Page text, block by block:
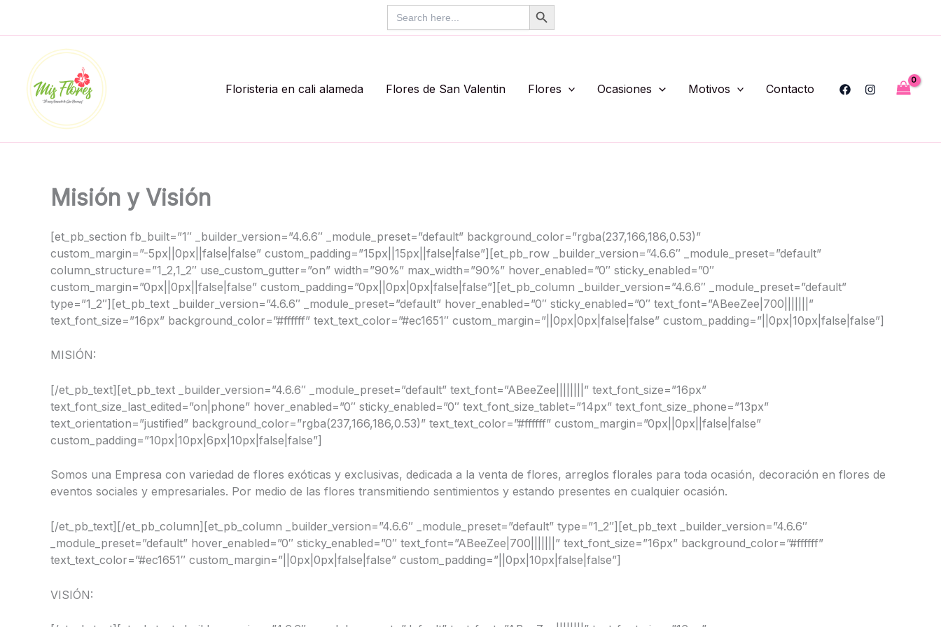
Search
for:
Search Button
Floristeria en cali alameda Flores de San Valentin Flores Ocasiones Motivos Contacto
Misión y Visión
[et_pb_section fb_built=”1″ _builder_version=”4.6.6″ _module_preset=”default” background_color=”rgba(237,166,186,0.53)”
custom_margin=”-5px||0px||false|false” custom_padding=”15px||15px||false|false”][et_pb_row _builder_version=”4.6.6″ _module_preset=”default”
column_structure=”1_2,1_2″ use_custom_gutter=”on” width=”90%” max_width=”90%” hover_enabled=”0″ sticky_enabled=”0″
custom_margin=”0px||0px||false|false” custom_padding=”0px||0px|0px|false|false”][et_pb_column _builder_version=”4.6.6″ _module_preset=”default”
type=”1_2″][et_pb_text _builder_version=”4.6.6″ _module_preset=”default” hover_enabled=”0″ sticky_enabled=”0″ text_font=”ABeeZee|700|||||||”
text_font_size=”16px” background_color=”#ffffff” text_text_color=”#ec1651″ custom_margin=”||0px|0px|false|false” custom_padding=”||0px|10px|false|false”]
MISIÓN:
[/et_pb_text][et_pb_text _builder_version=”4.6.6″ _module_preset=”default” text_font=”ABeeZee||||||||” text_font_size=”16px”
text_font_size_last_edited=”on|phone” hover_enabled=”0″ sticky_enabled=”0″ text_font_size_tablet=”14px” text_font_size_phone=”13px”
text_orientation=”justified” background_color=”rgba(237,166,186,0.53)” text_text_color=”#ffffff” custom_margin=”0px||0px||false|false”
custom_padding=”10px|10px|6px|10px|false|false”]
Somos una Empresa con variedad de flores exóticas y exclusivas, dedicada a la venta de flores, arreglos florales para toda ocasión, decoración en flores de
eventos sociales y empresariales. Por medio de las flores transmitiendo sentimientos y estando presentes en cualquier ocasión.
[/et_pb_text][/et_pb_column][et_pb_column _builder_version=”4.6.6″ _module_preset=”default” type=”1_2″][et_pb_text _builder_version=”4.6.6″
_module_preset=”default” hover_enabled=”0″ sticky_enabled=”0″ text_font=”ABeeZee|700|||||||” text_font_size=”16px” background_color=”#ffffff”
text_text_color=”#ec1651″ custom_margin=”||0px|0px|false|false” custom_padding=”||0px|10px|false|false”]
VISIÓN: